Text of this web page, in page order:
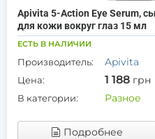
Apivita 5-Action Eye Serum,
для кожи вокруг глаз 15 мл
ЕСТЬ В НАЛИЧИИ
Производитель: Apivita
Цена: 1 188 грн
В категории: Разное
Подробнее